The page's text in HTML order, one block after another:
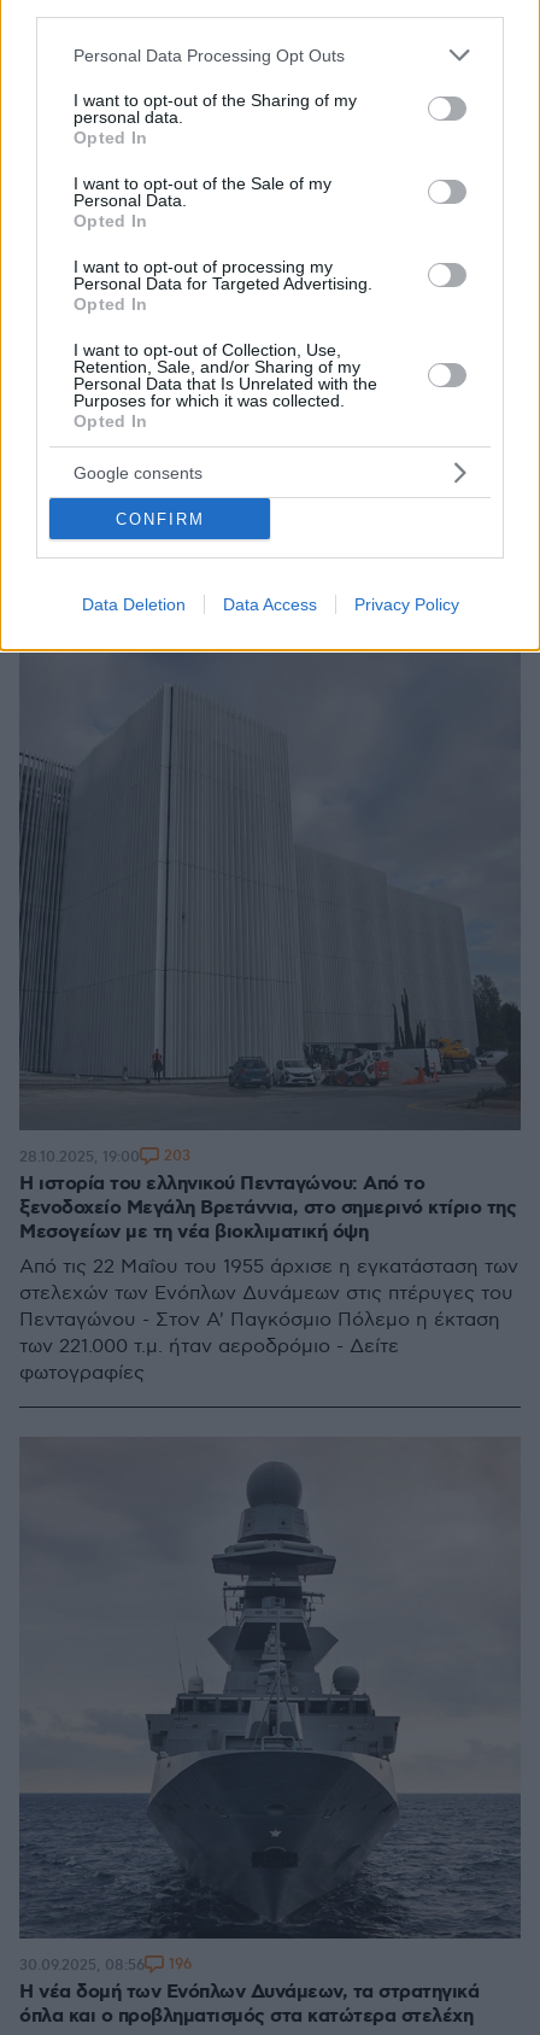
Please note that this website/app uses one or more Google
not limited to your visit or usage behaviour. You may click to
grant or deny consent to Google and its third-party tags to
use your data for below specified purposes in below Google
consent section.
Personal Data Processing Opt Outs
I want to opt-out of the Sharing of my
personal data.
Opted In
I want to opt-out of the Sale of my
Personal Data.
Opted In
I want to opt-out of processing my
Personal Data for Targeted Advertising.
Opted In
I want to opt-out of Collection, Use,
Retention, Sale, and/or Sharing of my
Personal Data that Is Unrelated with the
Purposes for which it was collected.
Opted In
Google consents
CONFIRM
Data Deletion Data Access Privacy Policy
Πυραυλικό σύστημα PULS: Το ελληνικό «Iron Dome» με
σφραγίδα Ισραήλ
Τι περιλαμβάνει η διακρατική συμφωνία των 3 δισ. και
πώς το ισραηλινό know-how έρχεται να ενισχύσει τις
αμυντικές δυνατότητες της Ελλάδας - Ποια άλλα
οπλικά συστήματα είναι υπό διαπραγμάτευση
12.04.2026, 20:00 124
Η ιστορία του ελληνικού Πενταγώνου: Από το
ξενοδοχείο Μεγάλη Βρετάννια, στο σημερινό κτίριο της
Μεσογείων με τη νέα βιοκλιματική όψη
Από τις 22 Μαΐου του 1955 άρχισε η εγκατάσταση των
στελεχών των Ενόπλων Δυνάμεων στις πτέρυγες του
Πενταγώνου - Στον Α' Παγκόσμιο Πόλεμο η έκταση
των 221.000 τ.μ. ήταν αεροδρόμιο - Δείτε
φωτογραφίες
28.10.2025, 19:00 203
Η νέα δομή των Ενόπλων Δυνάμεων, τα στρατηγικά
όπλα και ο προβληματισμός στα κατώτερα στελέχη
30.09.2025, 08:56 196